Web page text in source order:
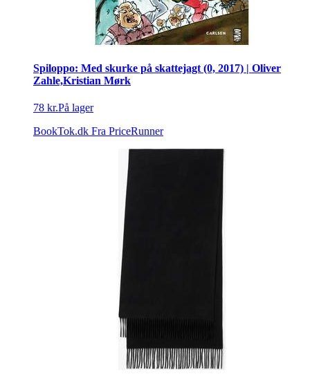
Spiloppo: Med skurke på skattejagt (0, 2017) | Oliver
Zahle,Kristian Mørk
78 kr.På lager
BookTok.dk Fra PriceRunner